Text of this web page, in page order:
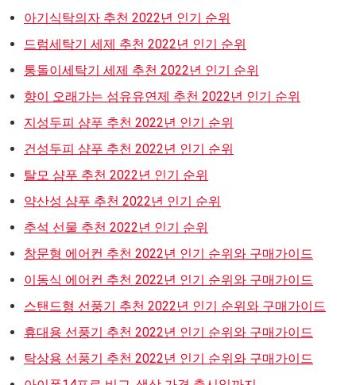
아기식탁의자 추천 2022년 인기 순위
드럼세탁기 세제 추천 2022년 인기 순위
통돌이세탁기 세제 추천 2022년 인기 순위
향이 오래가는 섬유유연제 추천 2022년 인기 순위
지성두피 샴푸 추천 2022년 인기 순위
건성두피 샴푸 추천 2022년 인기 순위
탈모 샴푸 추천 2022년 인기 순위
약산성 샴푸 추천 2022년 인기 순위
추석 선물 추천 2022년 인기 순위
창문형 에어컨 추천 2022년 인기 순위와 구매가이드
이동식 에어컨 추천 2022년 인기 순위와 구매가이드
스탠드형 선풍기 추천 2022년 인기 순위와 구매가이드
휴대용 선풍기 추천 2022년 인기 순위와 구매가이드
탁상용 선풍기 추천 2022년 인기 순위와 구매가이드